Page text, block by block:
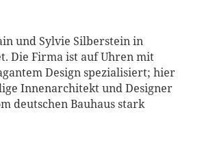
und Sylvie Silberstein in
Die Firma ist auf Uhren mit
Design spezialisiert; hier
Innenarchitekt und Designer
deutschen Bauhaus stark